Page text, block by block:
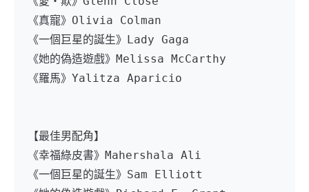
《真寵》Olivia Colman
《一個巨星的誕生》Lady Gaga
《她的偽造遊戲》Melissa McCarthy
《羅馬》Yalitza Aparicio
【最佳男配角】
《幸福綠皮書》Mahershala Ali
《一個巨星的誕生》Sam Elliott